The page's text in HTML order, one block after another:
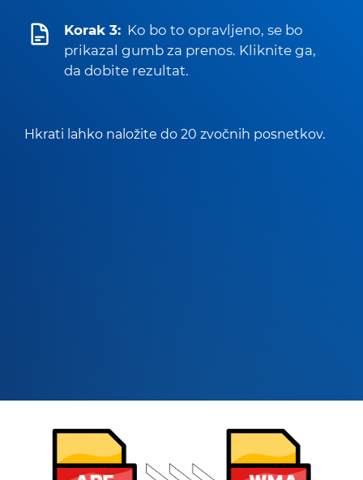
Korak 3: Ko bo to opravljeno, se bo
prikazal gumb za prenos. Kliknite ga,
da dobite rezultat.
Hkrati lahko naložite do 20 zvočnih posnetkov.